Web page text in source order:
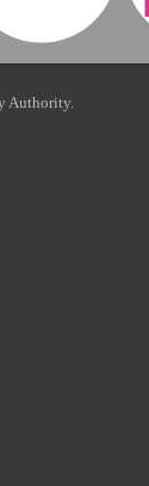
Authority.